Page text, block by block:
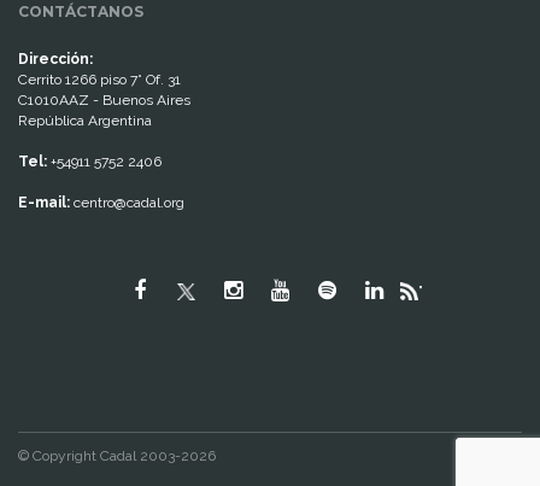
CONTÁCTANOS
Dirección:
Cerrito 1266 piso 7° Of. 31
C1010AAZ - Buenos Aires
República Argentina
Tel: +54911 5752 2406
E-mail: centro@cadal.org
"
© Copyright Cadal 2003-2026